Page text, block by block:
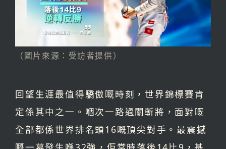
（圖片來源：受訪者提供）
回望生涯最值得驕傲嘅時刻，世界錦標賽肯
定係其中之一。嗰次一路過關斬將，面對嘅
全部都係世界排名頭16嘅頂尖對手。最震撼